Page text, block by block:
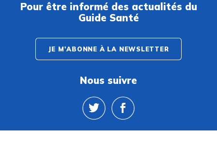
Pour être informé des actualités du
Guide Santé
JE M'ABONNE À LA NEWSLETTER
Nous suivre